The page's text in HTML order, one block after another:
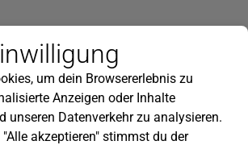
Gartentipps und mehr findest du in
um dein Browsererlebnis zu
Anzeigen oder Inhalte
unseren Datenverkehr zu analysieren.
akzeptieren" stimmst du der